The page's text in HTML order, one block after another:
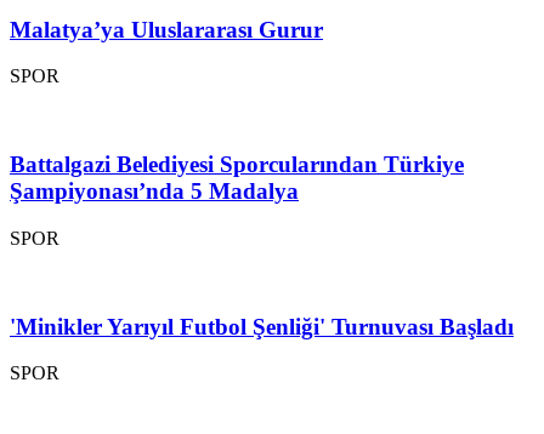
Malatya’ya Uluslararası Gurur
SPOR
Battalgazi Belediyesi Sporcularından Türkiye
Şampiyonası’nda 5 Madalya
SPOR
'Minikler Yarıyıl Futbol Şenliği' Turnuvası Başladı
SPOR